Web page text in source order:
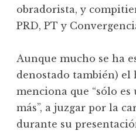
obradorista, y
PRD, PT y
Aunque mucho se ha
denostado también) el
menciona que “sólo
más”, a juzgar por la
durante su